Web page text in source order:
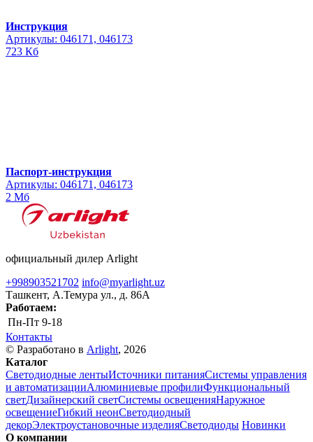
Инструкция
Артикулы: 046171, 046173
723 Кб
Паспорт-инструкция
Артикулы: 046171, 046173
2 Мб
официальный дилер Arlight
+998903521702 info@myarlight.uz
Ташкент, А.Темура ул., д. 86А
Работаем:
Пн-Пт 9-18
Контакты
© Разработано в Arlight, 2026
Каталог
Светодиодные лентыИсточники питанияСистемы управления
и автоматизацииАлюминиевые профилиФункциональный
светДизайнерский светСистемы освещенияНаружное
освещениеГибкий неонСветодиодный
декорЭлектроустановочные изделияСветодиоды Новинки
О компании